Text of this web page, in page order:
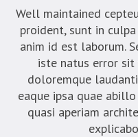
Well maintained
proident, sunt in
anim id est laborum.
iste natus error
doloremque
eaque ipsa quae
quasi aperiam